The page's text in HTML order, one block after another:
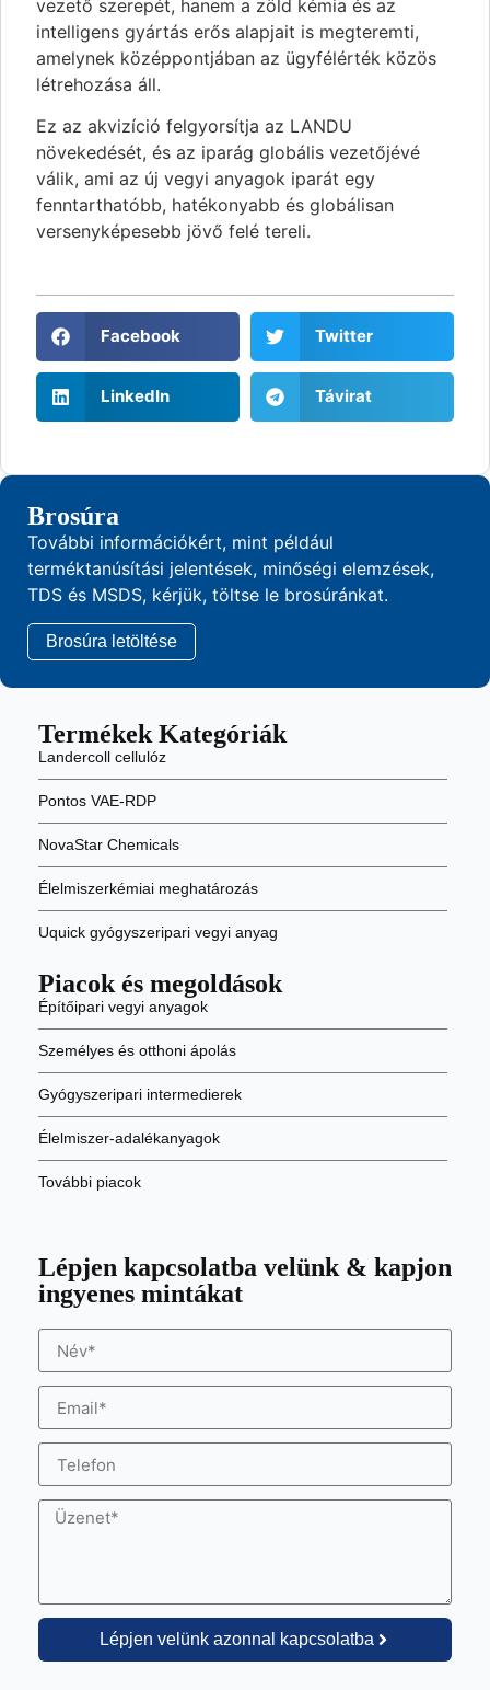
vezető szerepét, hanem a zöld kémia és az
intelligens gyártás erős alapjait is megteremti,
amelynek középpontjában az ügyfélérték közös
létrehozása áll.
Ez az akvizíció felgyorsítja az LANDU
növekedését, és az iparág globális vezetőjévé
válik, ami az új vegyi anyagok iparát egy
fenntarthatóbb, hatékonyabb és globálisan
versenyképesebb jövő felé tereli.
Facebook Twitter
LinkedIn Távirat
Brosúra
További információkért, mint például
terméktanúsítási jelentések, minőségi elemzések,
TDS és MSDS, kérjük, töltse le brosúránkat.
Brosúra letöltése
Termékek Kategóriák
Landercoll cellulóz
Pontos VAE-RDP
NovaStar Chemicals
Élelmiszerkémiai meghatározás
Uquick gyógyszeripari vegyi anyag
Piacok és megoldások
Építőipari vegyi anyagok
Személyes és otthoni ápolás
Gyógyszeripari intermedierek
Élelmiszer-adalékanyagok
További piacok
Lépjen kapcsolatba velünk & kapjon
ingyenes mintákat
Lépjen velünk azonnal kapcsolatba